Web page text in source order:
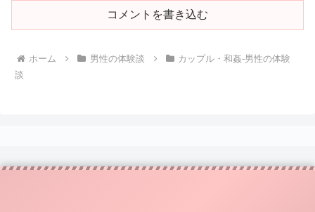
コメントを書き込む
ホーム 男性の体験談
カップル・和姦-男性の体験
談